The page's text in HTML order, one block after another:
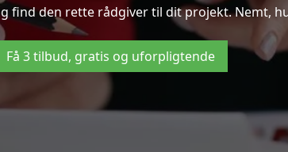
find den rette rådgiver til dit projekt. Nemt,
Få 3 tilbud, gratis og uforpligtende